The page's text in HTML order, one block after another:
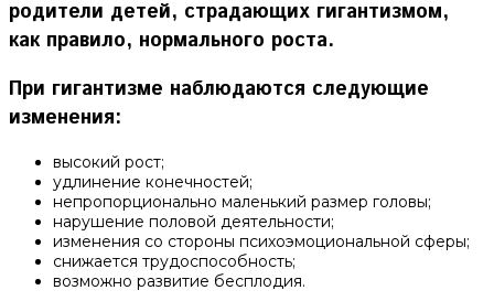
родители детей, страдающих гигантизмом,
как правило, нормального роста.
При гигантизме наблюдаются следующие
изменения:
высокий рост;
удлинение конечностей;
непропорционально маленький размер головы;
нарушение половой деятельности;
изменения со стороны психоэмоциональной сферы;
снижается трудоспособность;
возможно развитие бесплодия.